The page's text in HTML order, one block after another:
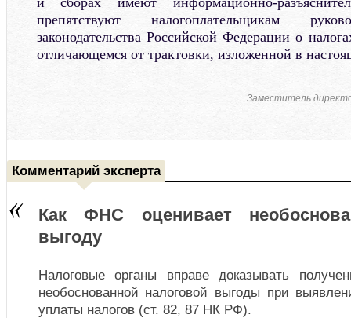
препятствуют налогоплательщикам
законодательства Российской Федерации о
отличающемся от трактовки, изложенной в
Заместитель
Комментарий эксперта
Как ФНС оценивает
выгоду
Налоговые органы вправе доказывать
необоснованной налоговой выгоды при
уплаты налогов (ст. 82, 87 НК РФ).